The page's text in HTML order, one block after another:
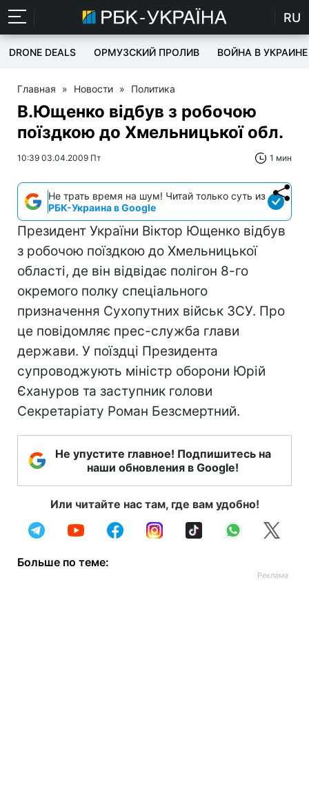
RU
DRONE DEALS ОРМУЗСКИЙ ПРОЛИВ ВОЙНА В УКРАИНЕ
Главная » Новости » Политика
В.Ющенко відбув з робочою
поїздкою до Хмельницької обл.
10:39 03.04.2009 Пт 1 мин
Не трать время на шум! Читай только суть из
РБК-Украина в Google
Президент України Віктор Ющенко відбув
з робочою поїздкою до Хмельницької
області, де він відвідає полігон 8-го
окремого полку спеціального
призначення Сухопутних військ ЗСУ. Про
це повідомляє прес-служба глави
держави. У поїздці Президента
супроводжують міністр оборони Юрій
Єхануров та заступник голови
Секретаріату Роман Безсмертний.
Не упустите главное! Подпишитесь на
наши обновления в Google!
Или читайте нас там, где вам удобно!
Больше по теме: